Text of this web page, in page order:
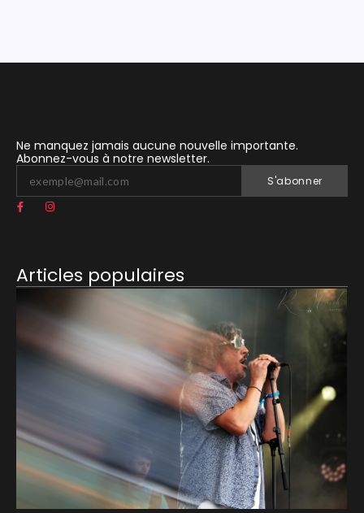
Ne manquez jamais aucune nouvelle importante.
Abonnez-vous à notre newsletter.
S'abonner
Articles populaires